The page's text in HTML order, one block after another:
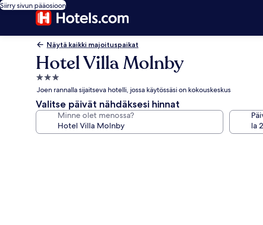
Siirry sivun pääosioon
Näytä kaikki majoituspaikat
Hotel Villa Molnby
3.0
tähden
majoituspaikka
Joen rannalla sijaitseva hotelli, jossa käytössäsi on kokouskeskus
Valitse päivät nähdäksesi hinnat
Minne olet menossa?